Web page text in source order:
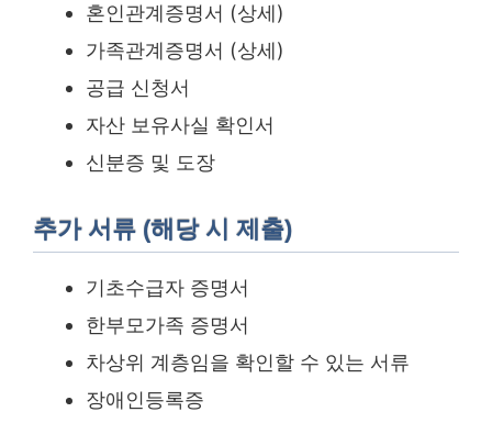
혼인관계증명서 (상세)
가족관계증명서 (상세)
공급 신청서
자산 보유사실 확인서
신분증 및 도장
추가 서류 (해당 시 제출)
기초수급자 증명서
한부모가족 증명서
차상위 계층임을 확인할 수 있는 서류
장애인등록증